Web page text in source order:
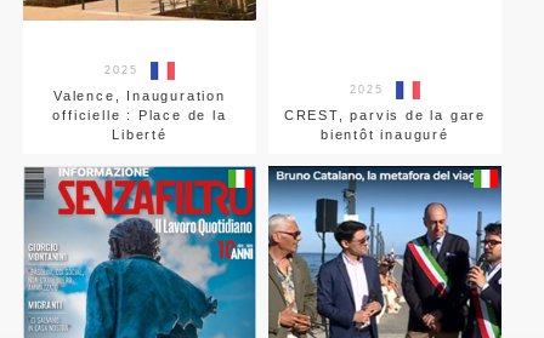
2025
Valence, Inauguration
officielle : Place de la
Liberté
2025
CREST, parvis de la gare
bientôt inauguré